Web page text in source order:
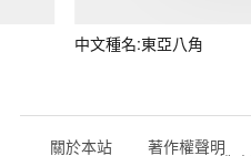
中文種名:東亞八角
關於本站 著作權聲明